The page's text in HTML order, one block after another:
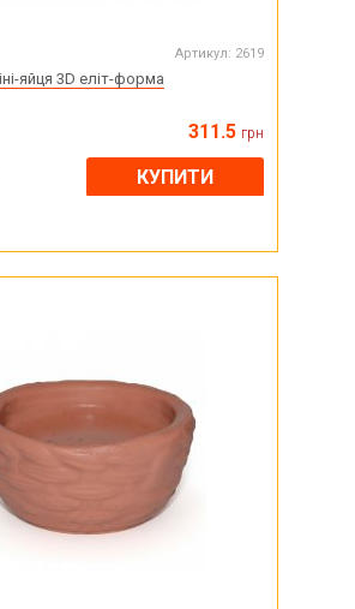
Артикул: 2619
яйця 3D еліт-форма
311.5 грн
КУПИТИ